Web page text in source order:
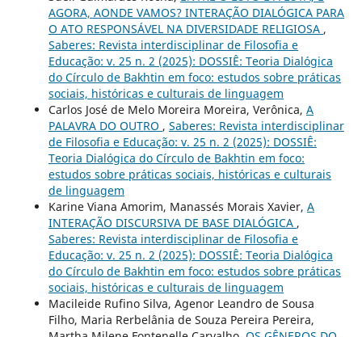
AGORA, AONDE VAMOS? INTERAÇÃO DIALÓGICA PARA
O ATO RESPONSÁVEL NA DIVERSIDADE RELIGIOSA ,
Saberes: Revista interdisciplinar de Filosofia e
Educação: v. 25 n. 2 (2025): DOSSIÊ: Teoria Dialógica
do Círculo de Bakhtin em foco: estudos sobre práticas
sociais, históricas e culturais de linguagem
Carlos José de Melo Moreira Moreira, Verônica, A
PALAVRA DO OUTRO , Saberes: Revista interdisciplinar
de Filosofia e Educação: v. 25 n. 2 (2025): DOSSIÊ:
Teoria Dialógica do Círculo de Bakhtin em foco:
estudos sobre práticas sociais, históricas e culturais
de linguagem
Karine Viana Amorim, Manassés Morais Xavier, A
INTERAÇÃO DISCURSIVA DE BASE DIALÓGICA ,
Saberes: Revista interdisciplinar de Filosofia e
Educação: v. 25 n. 2 (2025): DOSSIÊ: Teoria Dialógica
do Círculo de Bakhtin em foco: estudos sobre práticas
sociais, históricas e culturais de linguagem
Macileide Rufino Silva, Agenor Leandro de Sousa
Filho, Maria Rerbelânia de Souza Pereira Pereira,